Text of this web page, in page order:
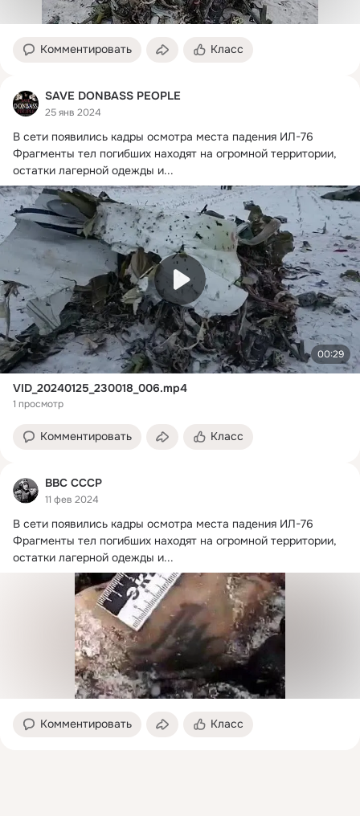
Комментировать Класс
SAVE DONBASS PEOPLE
25 янв 2024
В сети появились кадры осмотра места падения ИЛ-76
Фрагменты тел погибших находят на огромной территории,
остатки лагерной одежды и...
00:29
VID_20240125_230018_006.mp4
1 просмотр
Комментировать Класс
ВВС СССР
11 фев 2024
В сети появились кадры осмотра места падения ИЛ-76
Фрагменты тел погибших находят на огромной территории,
остатки лагерной одежды и...
Комментировать Класс